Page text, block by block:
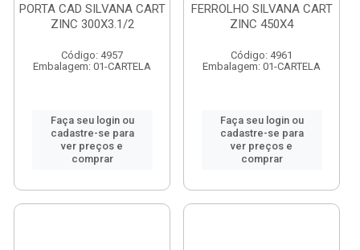
PORTA CAD SILVANA CART
ZINC 300X3.1/2
Código: 4957
Embalagem: 01-CARTELA
Faça seu login ou
cadastre-se para
ver preços e
comprar
FERROLHO SILVANA CART
ZINC 450X4
Código: 4961
Embalagem: 01-CARTELA
Faça seu login ou
cadastre-se para
ver preços e
comprar